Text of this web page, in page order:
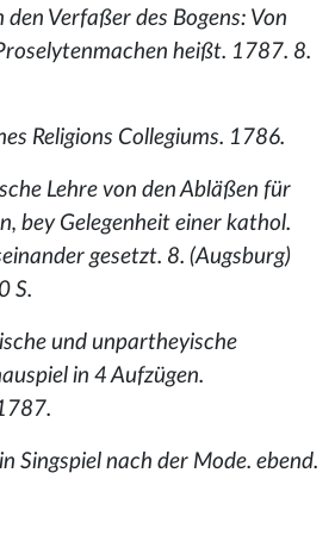
Verfaßer des Bogens: Von
heißt. 1787. 8.
Religions Collegiums. 1786.
Lehre von den Abläßen für
bey Gelegenheit einer kathol.
gesetzt. 8. (Augsburg)
S.
und unpartheyische
in 4 Aufzügen.
Singspiel nach der Mode. ebend.